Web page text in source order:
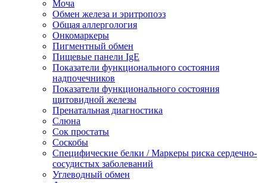
Моча
Обмен железа и эритропоэз
Общая аллергология
Онкомаркеры
Пигментный обмен
Пищевые панели IgE
Показатели функционального состояния
надпочечников
Показатели функционального состояния
щитовидной железы
Пренатальная диагностика
Слюна
Сок простаты
Соскобы
Специфические белки / Маркеры риска сердечно-
сосудистых заболеваний
Углеводный обмен